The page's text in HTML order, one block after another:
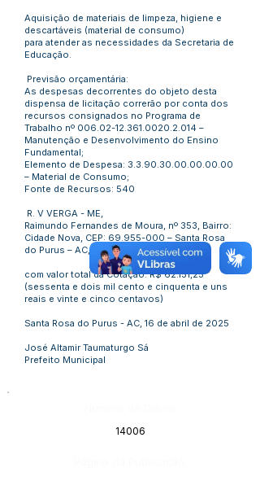
Aquisição de materiais de limpeza, higiene e
descartáveis (material de consumo)
para atender as necessidades da Secretaria de
Educação.
Previsão orçamentária:
As despesas decorrentes do objeto desta
dispensa de licitação correrão por conta dos
recursos consignados no Programa de
Trabalho nº 006.02-12.361.0020.2.014 –
Manutenção e Desenvolvimento do Ensino
Fundamental;
Elemento de Despesa: 3.3.90.30.00.00.00.00
– Material de Consumo;
Fonte de Recursos: 540
R. V VERGA - ME,
Raimundo Fernandes de Moura, nº 353, Bairro:
Cidade Nova, CEP: 69.955-000 – Santa Rosa
do Purus – AC,
com valor total da Cotação: R$ 62.151,25
(sessenta e dois mil cento e cinquenta e uns
reais e vinte e cinco centavos)
Santa Rosa do Purus - AC, 16 de abril de 2025
José Altamir Taumaturgo Sá
Prefeito Municipal
14006